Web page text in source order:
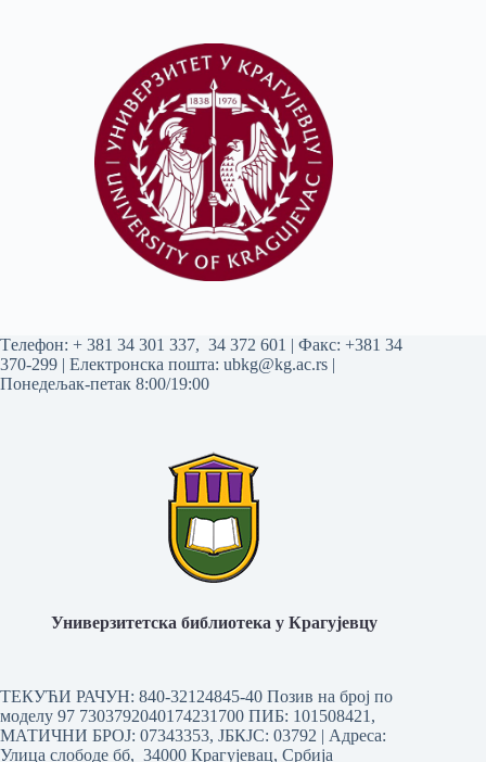
Tелефон: + 381 34 301 337, 34 372 601 | Факс: +381 34
370-299 | Електронска пошта: ubkg@kg.ac.rs |
Понедељак-петак 8:00/19:00
Универзитетска библиотека у Крагујевцу
ТЕКУЋИ РАЧУН: 840-32124845-40 Позив на број по
моделу 97 7303792040174231700 ПИБ: 101508421,
МАТИЧНИ БРОЈ: 07343353, ЈБКЈС: 03792 | Aдреса:
Улица слободе бб, 34000 Крагујевац, Србија